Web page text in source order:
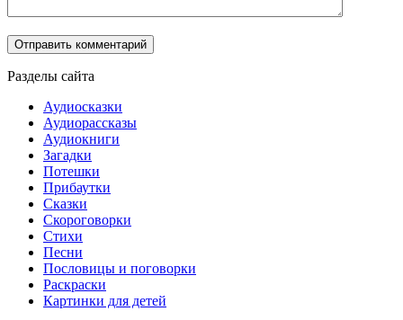
Разделы сайта
Аудиосказки
Аудиорассказы
Аудиокниги
Загадки
Потешки
Прибаутки
Сказки
Скороговорки
Стихи
Песни
Пословицы и поговорки
Раскраски
Картинки для детей